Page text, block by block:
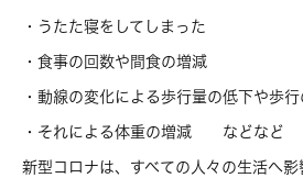
・うたた寝をしてしまった
・食事の回数や間食の増減
・動線の変化による歩行量の低下や歩
・それによる体重の増減 などなど
新型コロナは、すべての人々の生活へ影